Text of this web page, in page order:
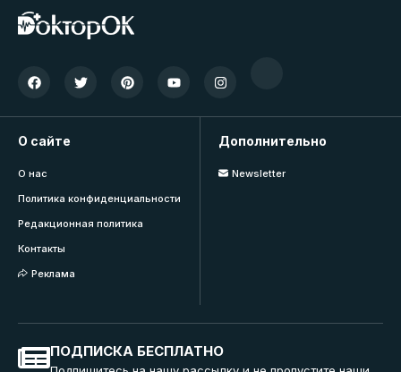
О сайте
О нас
Политика конфиденциальности
Редакционная политика
Контакты
Реклама
Дополнительно
Newsletter
ПОДПИСКА БЕСПЛАТНО